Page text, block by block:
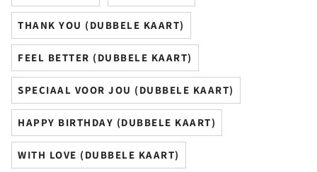
THANK YOU (DUBBELE KAART)
FEEL BETTER (DUBBELE KAART)
SPECIAAL VOOR JOU (DUBBELE KAART)
HAPPY BIRTHDAY (DUBBELE KAART)
WITH LOVE (DUBBELE KAART)